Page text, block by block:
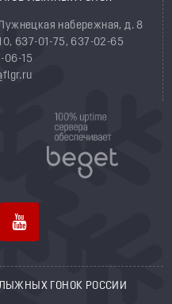
набережная, д. 8
637-01-75, 637-02-65
06-15
ГОНОК РОССИИ